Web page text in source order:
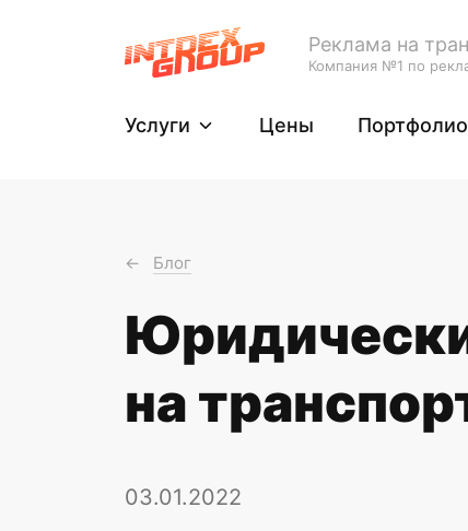
Реклама на
Компания №1 по
Услуги Цены Портфолио
<- Блог
на
03.01.2022